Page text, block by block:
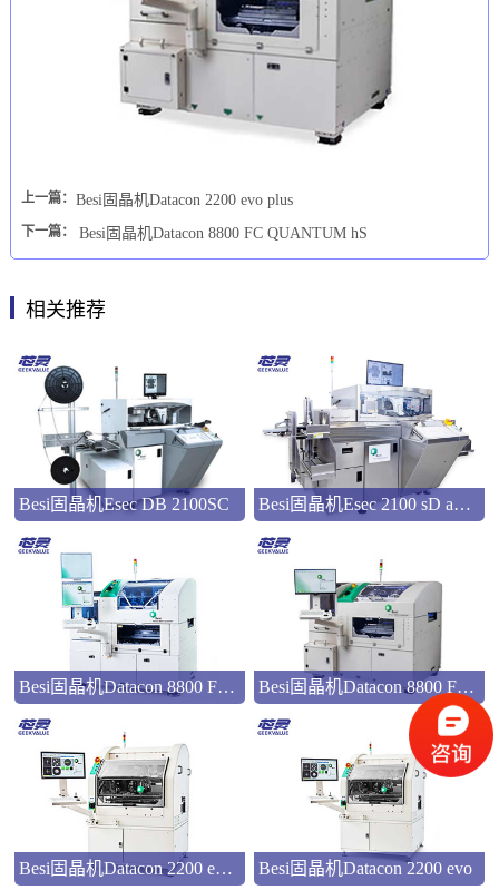
上一篇： Besi固晶机Datacon 2200 evo plus
下一篇： Besi固晶机Datacon 8800 FC QUANTUM hS
相关推荐
Besi固晶机Esec DB 2100SC Besi固晶机Esec 2100 sD advanced i
Besi固晶机Datacon 8800 FC QUANTUM hS Besi固晶机Datacon 8800 FC QUANTUM advX
Besi固晶机Datacon 2200 evo plus Besi固晶机Datacon 2200 evo